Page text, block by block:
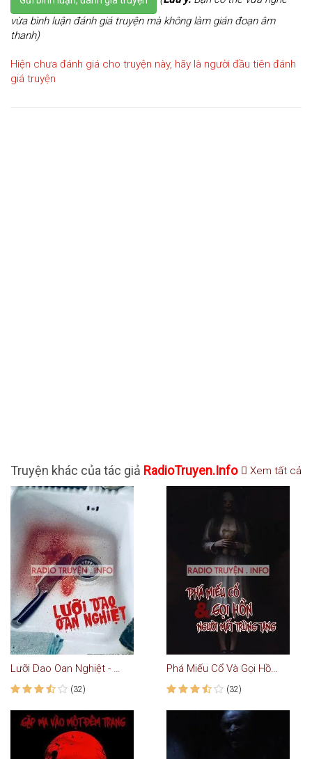
vừa bình luận đánh giá truyện mà không làm gián đoạn âm
thanh)
Hiện chưa đánh giá cho truyện này, hãy là người đầu tiên đánh
giá truyện
Truyện khác của tác giả RadioTruyen.Info Xem tất cả
Lưỡi Dao Oan Nghiệt - Truyện Ma
(32)
Phá Miếu Cổ Và Gọi Hồn Người Mất Trùng Tang
(32)